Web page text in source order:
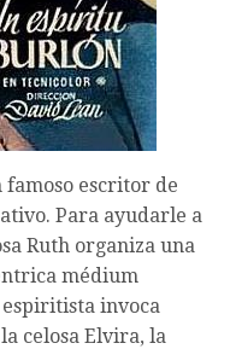
famoso escritor de
Para ayudarle a
Ruth organiza una
médium
invoca
celosa Elvira, la